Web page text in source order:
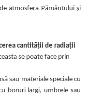
atmosfera Pământului și
cantității de radiații
se poate face prin
sau materiale speciale cu
boruri largi, umbrele sau